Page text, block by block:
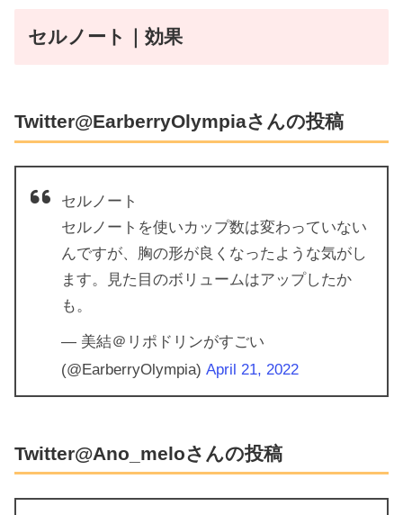
セルノート｜効果
Twitter@EarberryOlympiaさんの投稿
セルノート
セルノートを使いカップ数は変わっていない
んですが、胸の形が良くなったような気がし
ます。見た目のボリュームはアップしたか
も。
— 美結＠リポドリンがすごい
(@EarberryOlympia) April 21, 2022
Twitter@Ano_meloさんの投稿